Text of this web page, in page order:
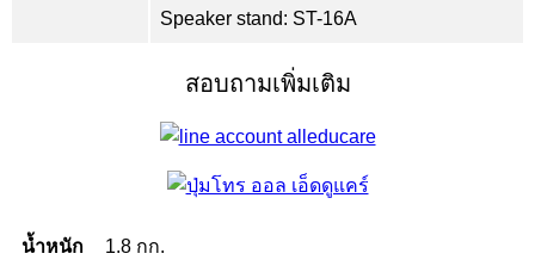
Speaker stand: ST-16A
สอบถามเพิ่มเติม
น้ำหนัก 1.8 กก.